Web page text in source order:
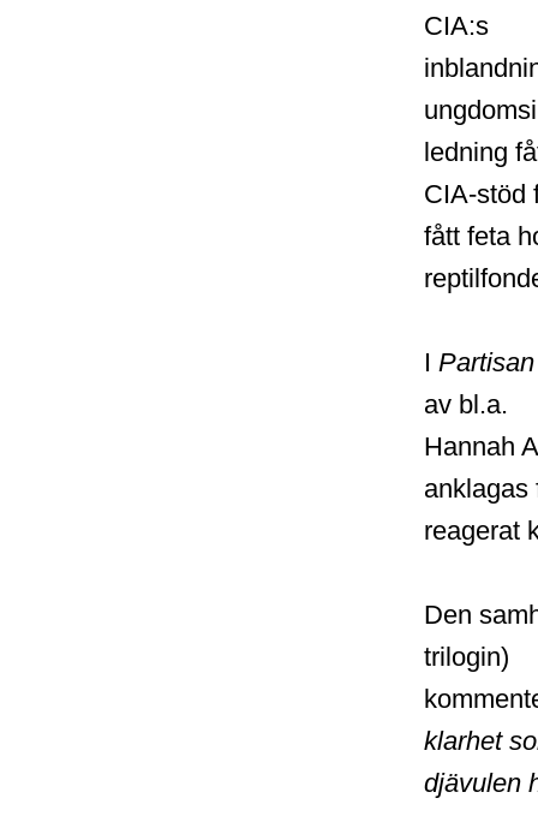
CIA:s
ledning
CIA-stöd
fått feta
I
av bl.a.
Hannah
anklagas
reagerat
Den
trilogin)
klarhet
djävulen